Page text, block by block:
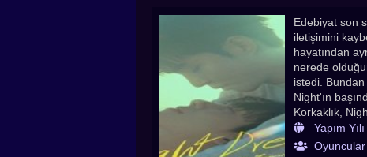
Edebiyat son
iletişimini
hayatından
nerede
istedi. Bundan
Night'ın
Korkaklık,
Yine de ne
kadar güçlü
Yapım Yılı
Oyuncular